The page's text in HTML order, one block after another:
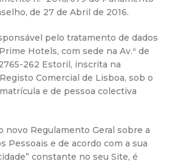
de 27 de Abril de 2016.
pelo tratamento de dados
Hotels, com sede na Av.ª de
262 Estoril, inscrita na
Comercial de Lisboa, sob o
e de pessoa colectiva
novo Regulamento Geral sobre a
Pessoais e de acordo com a sua
constante no seu Site, é